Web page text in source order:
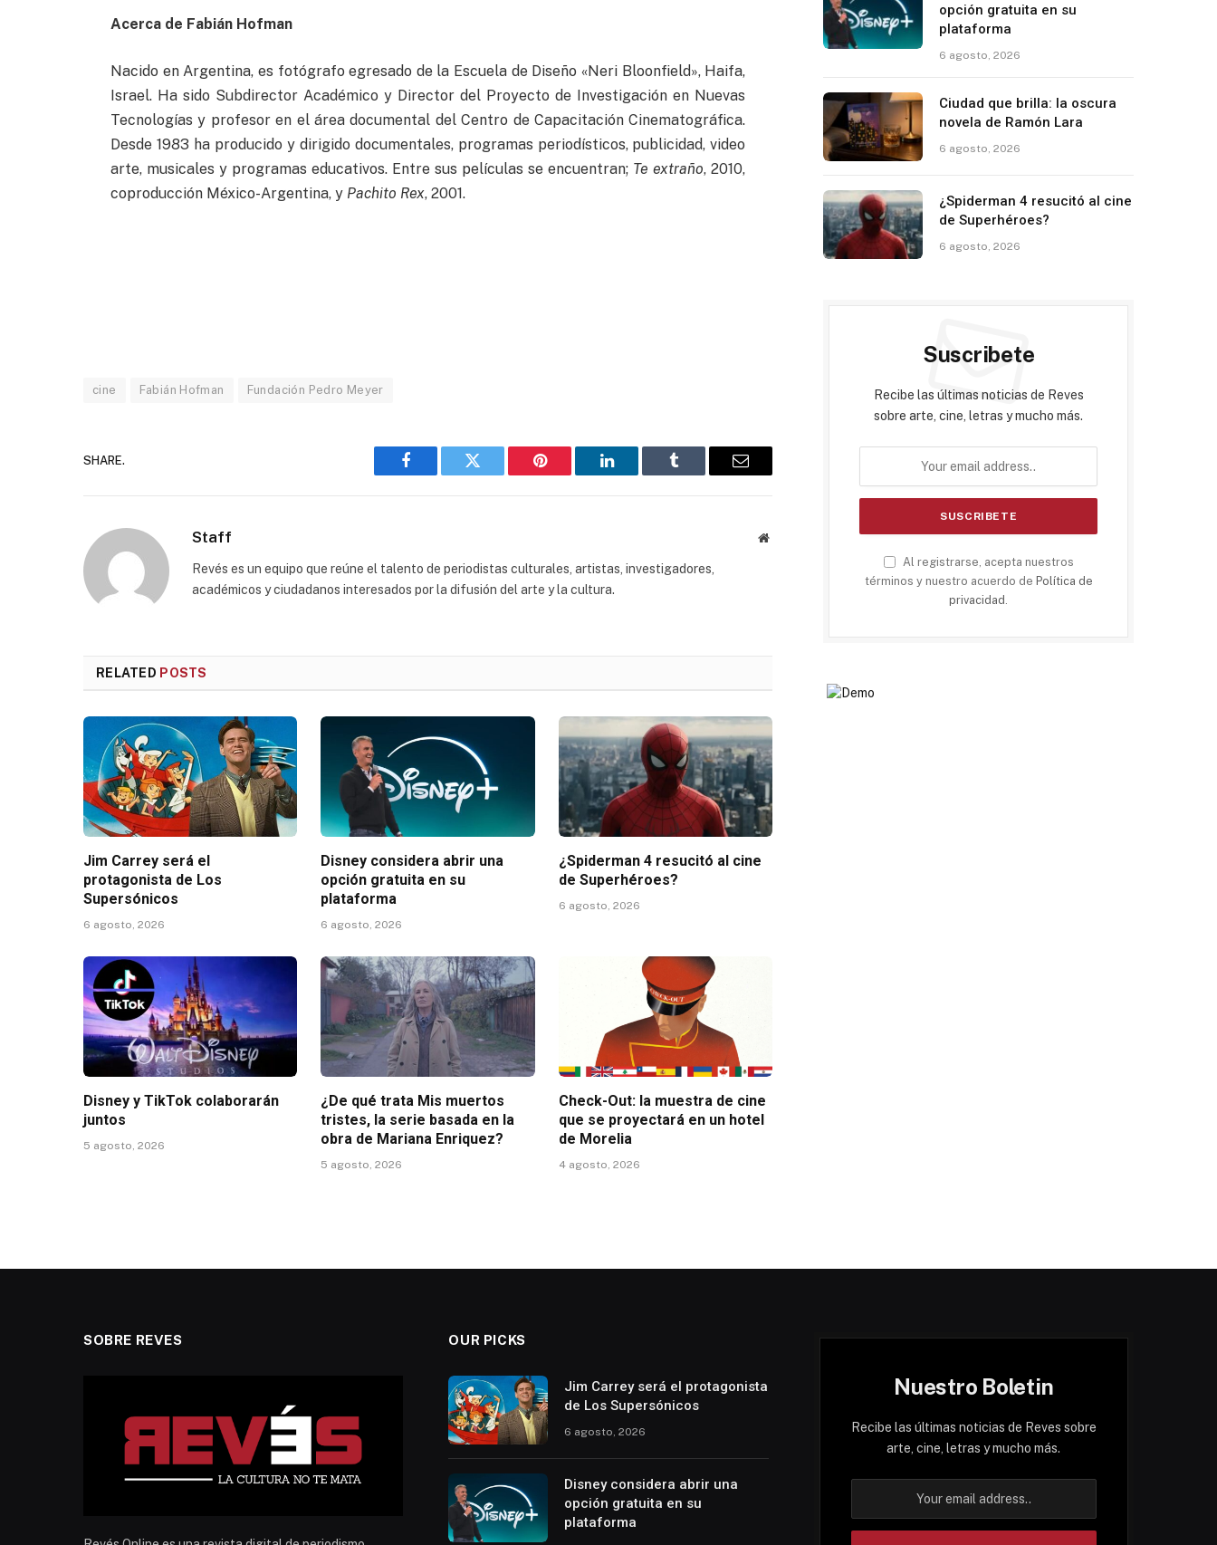
Acerca de Fabián Hofman
Nacido en Argentina, es fotógrafo egresado de la Escuela de Diseño «Neri Bloonfield», Haifa,
Israel. Ha sido Subdirector Académico y Director del Proyecto de Investigación en Nuevas
Tecnologías y profesor en el área documental del Centro de Capacitación Cinematográfica.
Desde 1983 ha producido y dirigido documentales, programas periodísticos, publicidad, video
arte, musicales y programas educativos. Entre sus películas se encuentran; Te extraño, 2010,
coproducción México-Argentina, y Pachito Rex, 2001.
cine Fabián Hofman Fundación Pedro Meyer
SHARE.
Facebook Twitter Pinterest LinkedIn Tumblr Email
Staff Website
Revés es un equipo que reúne el talento de periodistas culturales, artistas, investigadores,
académicos y ciudadanos interesados por la difusión del arte y la cultura.
RELATED POSTS
Jim Carrey será el
protagonista de Los
Supersónicos
6 agosto, 2026
Disney considera abrir una
opción gratuita en su
plataforma
6 agosto, 2026
¿Spiderman 4 resucitó al cine
de Superhéroes?
6 agosto, 2026
Disney y TikTok colaborarán
juntos
5 agosto, 2026
¿De qué trata Mis muertos
tristes, la serie basada en la
obra de Mariana Enriquez?
5 agosto, 2026
Check-Out: la muestra de cine
que se proyectará en un hotel
de Morelia
4 agosto, 2026
opción gratuita en su
plataforma
6 agosto, 2026
Ciudad que brilla: la oscura
novela de Ramón Lara
6 agosto, 2026
¿Spiderman 4 resucitó al cine
de Superhéroes?
6 agosto, 2026
Suscribete
Recibe las últimas noticias de Reves
sobre arte, cine, letras y mucho más.
Al registrarse, acepta nuestros
términos y nuestro acuerdo de Política de
privacidad
SOBRE REVES OUR PICKS
Jim Carrey será el protagonista
de Los Supersónicos
6 agosto, 2026
Disney considera abrir una
opción gratuita en su
plataforma
Nuestro Boletin
Recibe las últimas noticias de Reves sobre
arte, cine, letras y mucho más.